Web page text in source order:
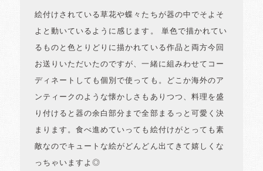
絵付けされている草花や蝶々たちが器の中でそよそ
よと動いているように感じます。 単色で描かれてい
るものと色とりどりに描かれている作品と両方今回
お送りいただいたのですが、一緒に組みわせてコー
ディネートしても個別で使っても。どこか海外のア
ンティークのような懐かしさもありつつ、料理を盛
り付けると器の余白部分まで全部まるっと可愛く決
まります。食べ進めていっても絵付けがとっても素
敵なのでキュートな絵がどんどん出てきて嬉しくな
っちゃいますよ◎